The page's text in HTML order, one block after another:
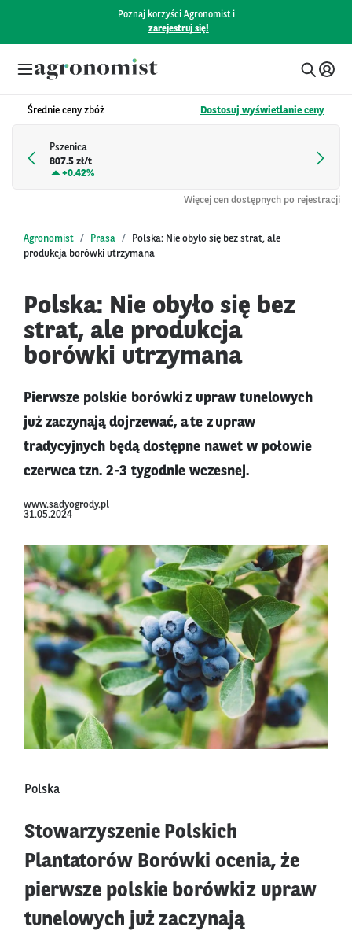
Poznaj korzyści Agronomist i
zarejestruj się!
Średnie ceny zbóż Dostosuj wyświetlanie ceny
Pszenica
807.5 zł/t
+0.42%
Więcej cen dostępnych po rejestracji
Agronomist Prasa
Polska: Nie obyło się bez strat, ale
produkcja borówki utrzymana
Polska: Nie obyło się bez
strat, ale produkcja
borówki utrzymana
Pierwsze polskie borówki z upraw tunelowych
już zaczynają dojrzewać, a te z upraw
tradycyjnych będą dostępne nawet w połowie
czerwca tzn. 2-3 tygodnie wczesnej.
www.sadyogrody.pl
31.05.2024
Polska
Stowarzyszenie Polskich
Plantatorów Borówki ocenia, że
pierwsze polskie borówki z upraw
tunelowych już zaczynają